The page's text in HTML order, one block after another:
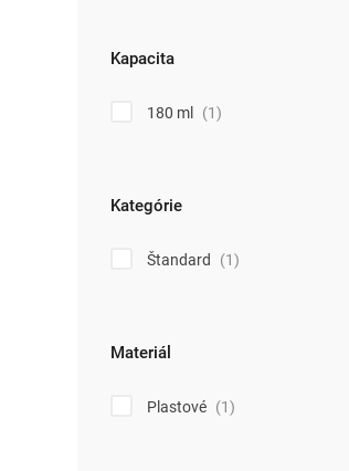
Kapacita
180 ml (1)
Kategórie
Štandard (1)
Materiál
Plastové (1)